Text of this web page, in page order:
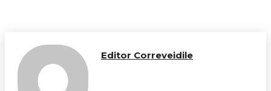
Editor Correveidile